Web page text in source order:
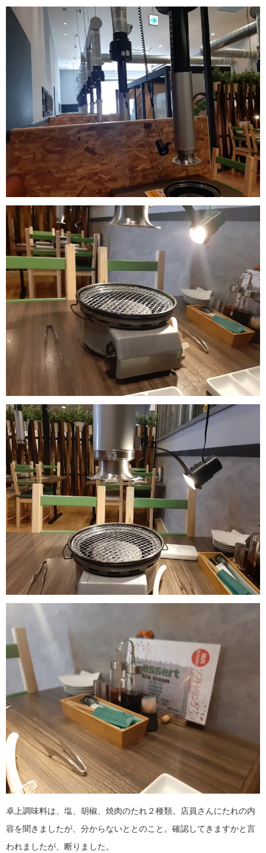
卓上調味料は、塩、胡椒、焼肉のたれ２種類。店員さんにたれの内
容を聞きましたが、分からないととのこと。確認してきますかと言
われましたが、断りました。